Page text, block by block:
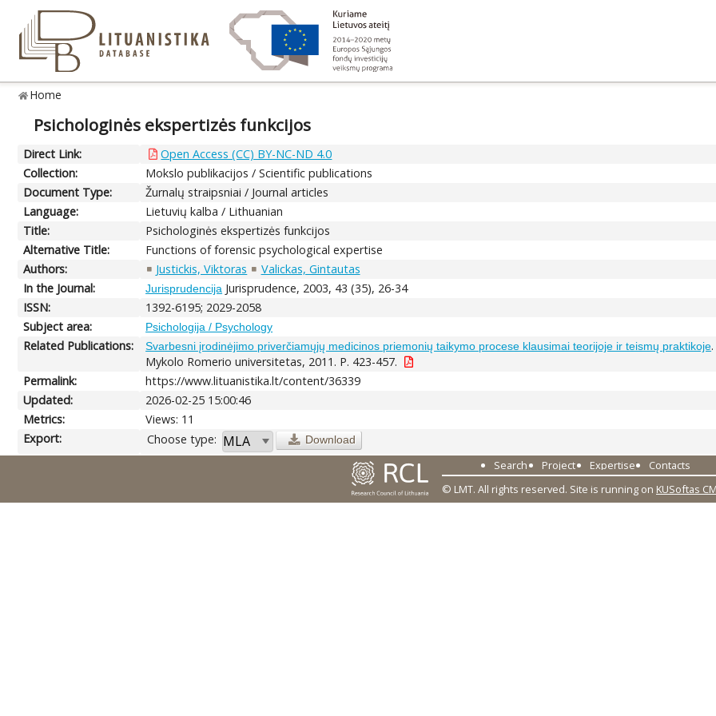
Home
Psichologinės ekspertizės funkcijos
Direct Link:
Open Access (CC) BY-NC-ND 4.0
Collection:
Mokslo publikacijos / Scientific publications
Document Type:
Žurnalų straipsniai / Journal articles
Language:
Lietuvių kalba / Lithuanian
Title:
Psichologinės ekspertizės funkcijos
Alternative Title:
Functions of forensic psychological expertise
Authors:
Justickis, Viktoras
Valickas, Gintautas
In the Journal:
Jurisprudencija Jurisprudence, 2003, 43 (35), 26-34
ISSN:
1392-6195; 2029-2058
Subject area:
Psichologija / Psychology
Related Publications: Svarbesni įrodinėjimo priverčiamųjų medicinos priemonių taikymo procese klausimai teorijoje ir teismų praktikoje
Mykolo Romerio universitetas, 2011. P. 423-457.
Permalink:
https://www.lituanistika.lt/content/36339
Updated:
2026-02-25 15:00:46
Metrics:
Views: 11
Export:
Choose type: Download
Search Project Expertise
Contacts
© LMT. All rights reserved. Site is running on KUSoftas